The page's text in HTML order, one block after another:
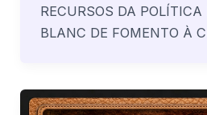
RECURSOS DA
BLANC DE FOMENTO À